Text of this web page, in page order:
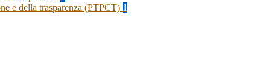
e della trasparenza (PTPCT) 1